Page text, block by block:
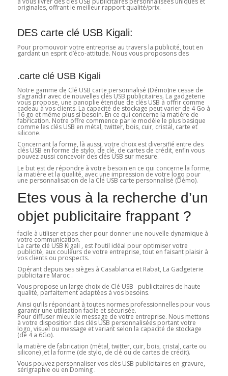
originales, offrant le meilleur rapport qualité/prix.
DES carte clé USB Kigali:
Pour promouvoir votre entreprise au travers la publicité, tout en
gardant un esprit d’éco-attitude. Nous vous proposons des
.carte clé USB Kigali
Notre gamme de Clé USB carte personnalisé (Démo)ne cesse de
s’agrandir avec de nouvelles clés USB publicitaires. La gadgeterie
vous propose, une panoplie étendue de clés USB à offrir comme
cadeau à vos clients. La capacité de stockage peut varier de 4 Go à
16 go et même plus si besoin. En ce qui concerne la matière de
fabrication. Notre offre commence par le modèle le plus basique
comme les clés USB en métal, twitter, bois, cuir, cristal, carte et
silicone.
Concernant la forme, là aussi, votre choix est diversifié entre des
clés USB en forme de stylo, de clé, de cartes de crédit, enfin vous
pouvez aussi concevoir des clés USB sur mesure.
Le but est de répondre à votre besoin en ce qui concerne la forme,
la matière et la qualité, avec une impression de votre logo pour
une personnalisation de la Clé USB carte personnalisé (Démo).
Etes vous à la recherche d’un
objet publicitaire frappant ?
facile à utiliser et pas cher pour donner une nouvelle dynamique à
votre communication.
La carte clé USB Kigali , est l’outil idéal pour optimiser votre
publicité, aux couleurs de votre entreprise, tout en faisant plaisir à
vos clients ou prospects.
Opérant depuis ses sièges à Casablanca et Rabat, La Gadgeterie
publicitaire Maroc .
Vous propose un large choix de Clé USB publicitaires de haute
qualité, parfaitement adaptées à vos besoins.
Ainsi qu’ils répondant à toutes normes professionnelles pour vous
garantir une utilisation facile et sécurisée.
Pour diffuser mieux le message de votre entreprise. Nous mettons
à votre disposition des clés USB personnalisées portant votre
logo, visuel ou message et variant selon la capacité de stockage
(de 4 a 6Go).
la matière de fabrication (métal, twitter, cuir, bois, cristal, carte ou
silicone) ,et la forme (de stylo, de clé ou de cartes de crédit).
Vous pouvez personnaliser vos clés USB publicitaires en gravure,
sérigraphie ou en Doming .